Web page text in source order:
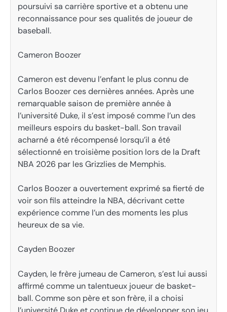
poursuivi sa carrière sportive et a obtenu une
reconnaissance pour ses qualités de joueur de
baseball.
Cameron Boozer
Cameron est devenu l’enfant le plus connu de
Carlos Boozer ces dernières années. Après une
remarquable saison de première année à
l’université Duke, il s’est imposé comme l’un des
meilleurs espoirs du basket-ball. Son travail
acharné a été récompensé lorsqu’il a été
sélectionné en troisième position lors de la Draft
NBA 2026 par les Grizzlies de Memphis.
Carlos Boozer a ouvertement exprimé sa fierté de
voir son fils atteindre la NBA, décrivant cette
expérience comme l’un des moments les plus
heureux de sa vie.
Cayden Boozer
Cayden, le frère jumeau de Cameron, s’est lui aussi
affirmé comme un talentueux joueur de basket-
ball. Comme son père et son frère, il a choisi